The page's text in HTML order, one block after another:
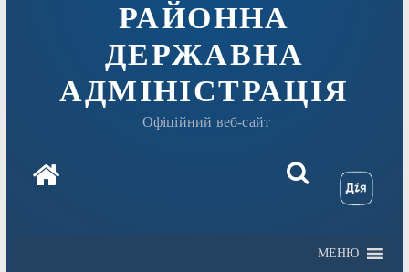
РАЙОННА
ДЕРЖАВНА
АДМІНІСТРАЦІЯ
Офіційний веб-сайт
МЕНЮ